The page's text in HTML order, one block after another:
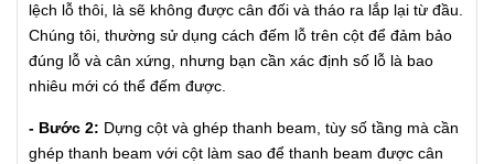
lệch lỗ thôi, là sẽ không được cân đối và tháo ra lắp lại từ đầu.
Chúng tôi, thường sử dụng cách đếm lỗ trên cột để đảm bảo
đúng lỗ và cân xứng, nhưng bạn cần xác định số lỗ là bao
nhiêu mới có thể đếm được.
- Bước 2: Dựng cột và ghép thanh beam, tùy số tầng mà cần
ghép thanh beam với cột làm sao để thanh beam được cân